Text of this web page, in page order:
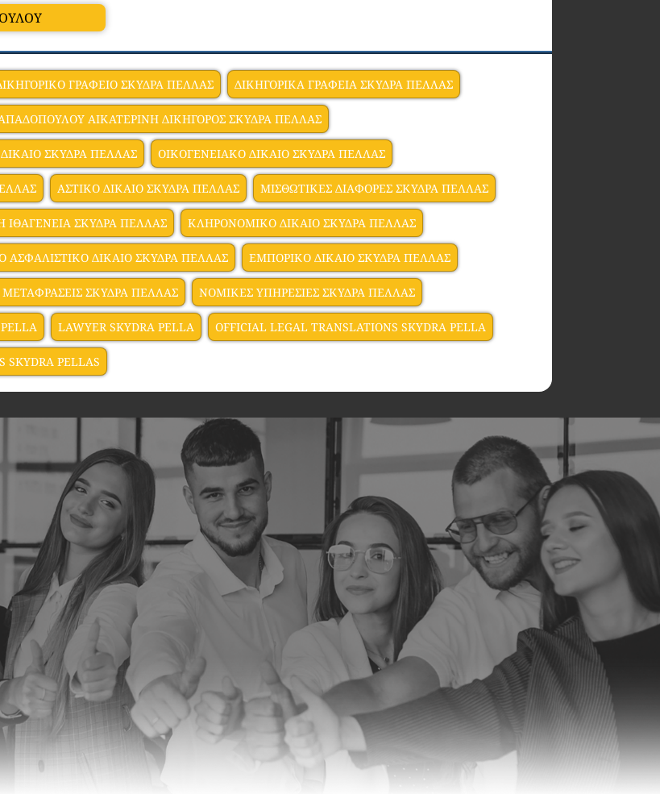
ΓΡΑΦΕΙΟ ΣΚΥΔΡΑ ΠΕΛΛΑΣ ΔΙΚΗΓΟΡΙΚΑ ΓΡΑΦΕΙΑ ΣΚΥΔΡΑ ΠΕΛΛΑΣ
ΑΙΚΑΤΕΡΙΝΗ ΔΙΚΗΓΟΡΟΣ ΣΚΥΔΡΑ ΠΕΛΛΑΣ
ΣΚΥΔΡΑ ΠΕΛΛΑΣ ΟΙΚΟΓΕΝΕΙΑΚΟ ΔΙΚΑΙΟ ΣΚΥΔΡΑ ΠΕΛΛΑΣ
ΑΣΤΙΚΟ ΔΙΚΑΙΟ ΣΚΥΔΡΑ ΠΕΛΛΑΣ ΜΙΣΘΩΤΙΚΕΣ ΔΙΑΦΟΡΕΣ ΣΚΥΔΡΑ ΠΕΛΛΑΣ
ΙΘΑΓΕΝΕΙΑ ΣΚΥΔΡΑ ΠΕΛΛΑΣ ΚΛΗΡΟΝΟΜΙΚΟ ΔΙΚΑΙΟ ΣΚΥΔΡΑ ΠΕΛΛΑΣ
ΑΣΦΑΛΙΣΤΙΚΟ ΔΙΚΑΙΟ ΣΚΥΔΡΑ ΠΕΛΛΑΣ ΕΜΠΟΡΙΚΟ ΔΙΚΑΙΟ ΣΚΥΔΡΑ ΠΕΛΛΑΣ
ΣΚΥΔΡΑ ΠΕΛΛΑΣ ΝΟΜΙΚΕΣ ΥΠΗΡΕΣΙΕΣ ΣΚΥΔΡΑ ΠΕΛΛΑΣ
LAWYER SKYDRA PELLA OFFICIAL LEGAL TRANSLATIONS SKYDRA PELLA
SKYDRA PELLAS